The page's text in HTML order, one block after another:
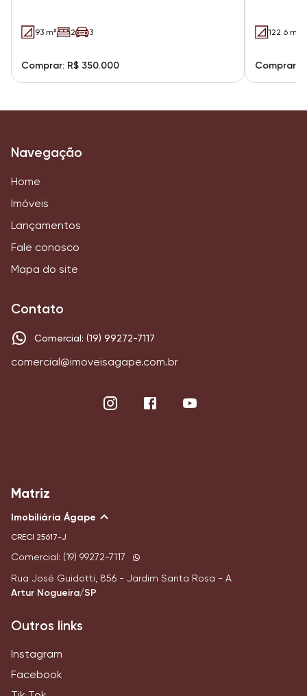
93 m² 2 3
Comprar: R$ 350.000
122.6 m²
Comprar:
Navegação
Home
Imóveis
Lançamentos
Fale conosco
Mapa do site
Contato
Comercial: (19) 99272-7117
comercial@imoveisagape.com.br
Matriz
Imobiliária Ágape
CRECI 25617-J
Comercial: (19) 99272-7117
Rua José Guidotti, 856 - Jardim Santa Rosa - A
Artur Nogueira/SP
Outros links
Instagram
Facebook